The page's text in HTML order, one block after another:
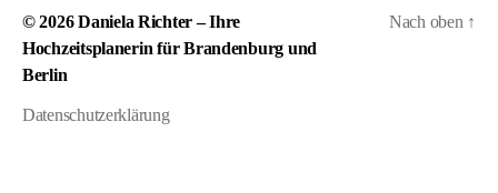
© 2026Daniela Richter – Ihre
Hochzeitsplanerin für Brandenburg und
Berlin
Datenschutzerklärung
Nach oben ↑